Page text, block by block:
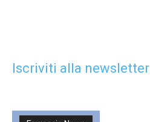
Iscriviti alla newsletter